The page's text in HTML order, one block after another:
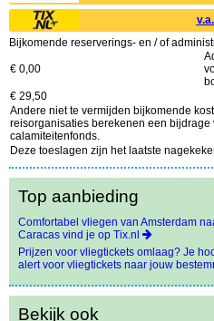
Top aanbieding
Comfortabel vliegen van Amsterdam
Caracas vind je op Tix.nl
Prijzen voor vliegtickets omlaag? Je
alert voor vliegtickets naar jouw
Bekijk ook
Bijkomende reserverings- en / of
€ 0,00
€ 29,50
Andere niet te vermijden bijkomende
reisorganisaties berekenen een
calamiteitenfonds.
Deze toeslagen zijn het laatste